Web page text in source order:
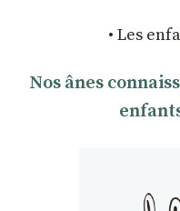
• Les
Nos ânes